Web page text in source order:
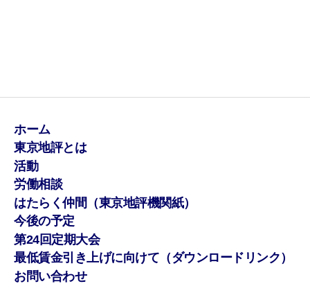
ホーム
東京地評とは
活動
労働相談
はたらく仲間（東京地評機関紙）
今後の予定
第24回定期大会
最低賃金引き上げに向けて（ダウンロードリンク）
お問い合わせ